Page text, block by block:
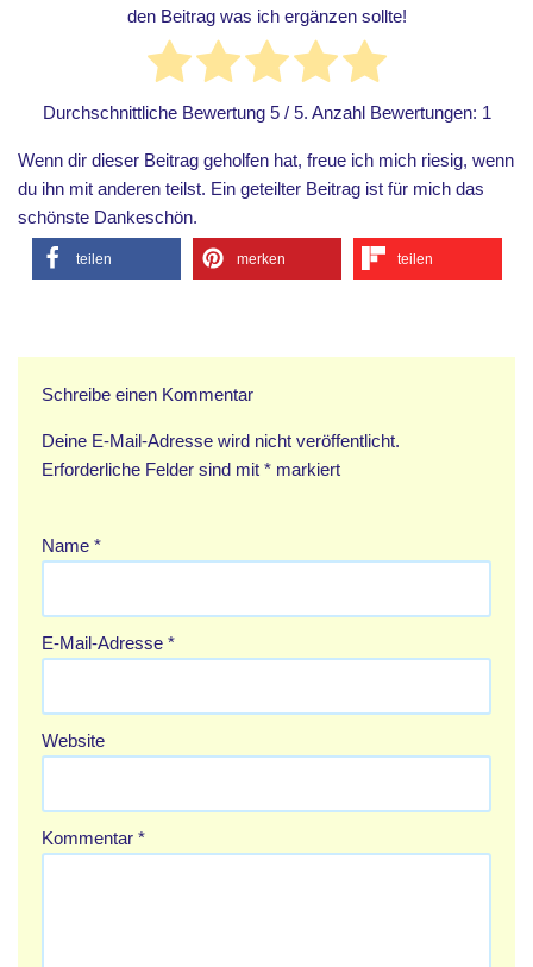
den Beitrag was ich ergänzen sollte!
Durchschnittliche Bewertung 5/ 5. Anzahl Bewertungen: 1
Wenn dir dieser Beitrag geholfen hat, freue ich mich riesig, wenn
du ihn mit anderen teilst. Ein geteilter Beitrag ist für mich das
schönste Dankeschön.
teilen merken teilen
Schreibe einen Kommentar
Deine E-Mail-Adresse wird nicht veröffentlicht.
Erforderliche Felder sind mit * markiert
Name *
E-Mail-Adresse *
Website
Kommentar *